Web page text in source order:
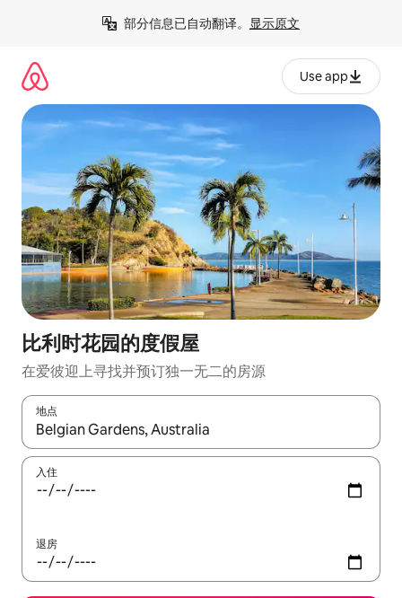
部分信息已自动翻译。 显示原文
Use app
比利时花园的度假屋
在爱彼迎上寻找并预订独一无二的房源
地点
如有搜索结果，请使用上下方向键查看，或通过点击或滑动手势
入住
退房